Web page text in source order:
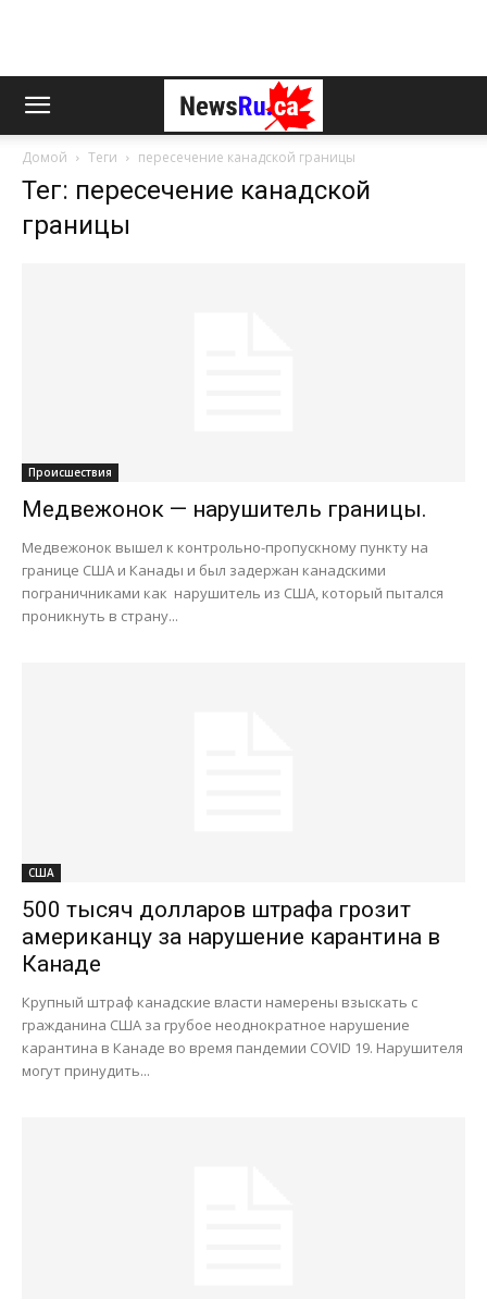
Домой Теги пересечение канадской границы
Тег: пересечение канадской
границы
Происшествия
Медвежонок — нарушитель границы.
Медвежонок вышел к контрольно-пропускному пункту на
границе США и Канады и был задержан канадскими
пограничниками как нарушитель из США, который пытался
проникнуть в страну...
США
500 тысяч долларов штрафа грозит
американцу за нарушение карантина в
Канаде
Крупный штраф канадские власти намерены взыскать с
гражданина США за грубое неоднократное нарушение
карантина в Канаде во время пандемии COVID 19. Нарушителя
могут принудить...